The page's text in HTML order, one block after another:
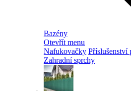
Bazény
Otevřít menu
Nafukovačky Příslušenství
Zahradní sprchy